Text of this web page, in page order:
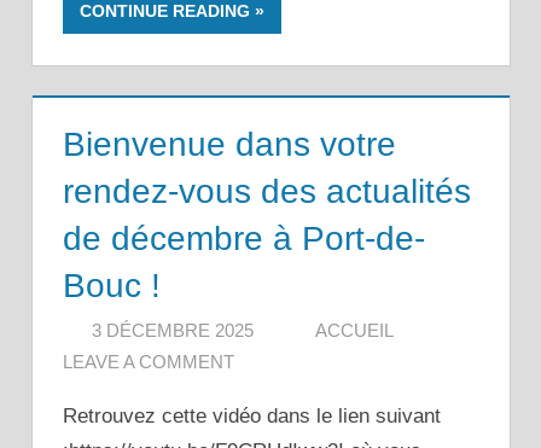
CONTINUE READING
Bienvenue dans votre
rendez-vous des actualités
de décembre à Port-de-
Bouc !
3 DÉCEMBRE 2025
ACCUEIL
LEAVE A COMMENT
Retrouvez cette vidéo dans le lien suivant